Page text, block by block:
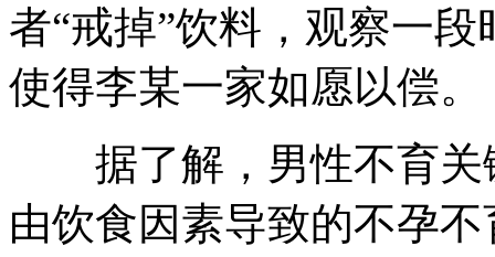
者“戒掉”饮料，观察一
使得李某一家如愿以偿。
据了解，男性不育关
由饮食因素导致的不孕